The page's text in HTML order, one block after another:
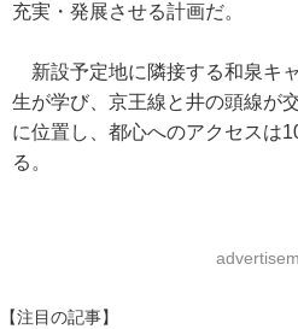
充実・発展させる計画だ。
新設予定地に隣接する和泉キ
生が学び、京王線と井の頭線が
に位置し、都心へのアクセスは
る。
【注目の記事】